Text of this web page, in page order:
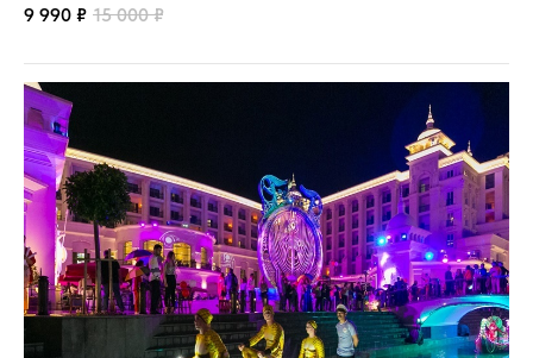
9 990 ₽ 15 000 ₽